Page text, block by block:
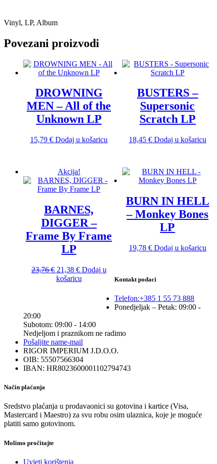
Vinyl, LP, Album
Povezani proizvodi
DROWNING
MEN – All of the
Unknown LP
15,79€ Dodaj u košaricu
BUSTERS –
Supersonic
Scratch LP
18,45 € Dodaj u košaricu
Akcija!
BARNES,
DIGGER –
Frame By Frame
LP
23,76€ Izvorna
cijena
21,38 €Trenutna
cijena
Dodaj u
košaricu
BURN IN HELL
– Monkey Bones
LP
19,78 € Dodaj u košaricu
Kontakt podaci
Telefon:+385 1 55 73 888
Ponedjeljak – Petak: 09:00 -
20:00
Subotom: 09:00 - 14:00
Nedjeljom i praznikom ne radimo
Pošaljite name-mail
RIGOR IMPERIUM J.D.O.O.
OIB: 55507566304
IBAN: HR8023600001102794743
Način plaćanja
Sredstvo plaćanja u prodavaonici su gotovina i kartice (Visa,
Mastercard i Maestro) za svu robu osim ulaznica, koje je moguće
platiti samo gotovinom.
Molimo pročitajte
Uvjeti korištenja